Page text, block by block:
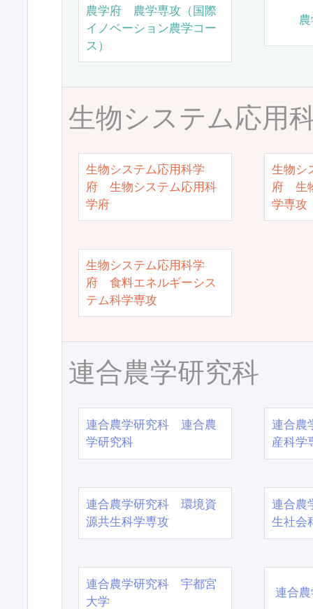
農学府 農学専攻（国際
イノベーション農学コー
ス）
生物システム応用
生物システム応用科学
府 生物システム応用科
学府
生物シ
府 生
学専攻
生物システム応用科学
府 食料エネルギーシス
テム科学専攻
連合農学研究科
連合農学研究科 連合農
学研究科
連合農
産科学
連合農学研究科 環境資
源共生科学専攻
連合農
生社会
連合農学研究科 宇都宮
大学
連合